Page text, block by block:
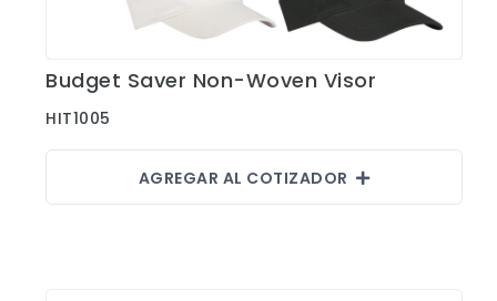
Ver Detalles
Budget Saver Non-Woven Visor
HIT1005
AGREGAR AL COTIZADOR